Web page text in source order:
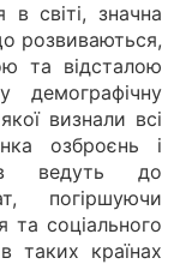
світі, значна
розвиваються,
та відсталою
демографічну
визнали всі
озброєнь і
ведуть до
погіршуючи
та соціального
таких країнах